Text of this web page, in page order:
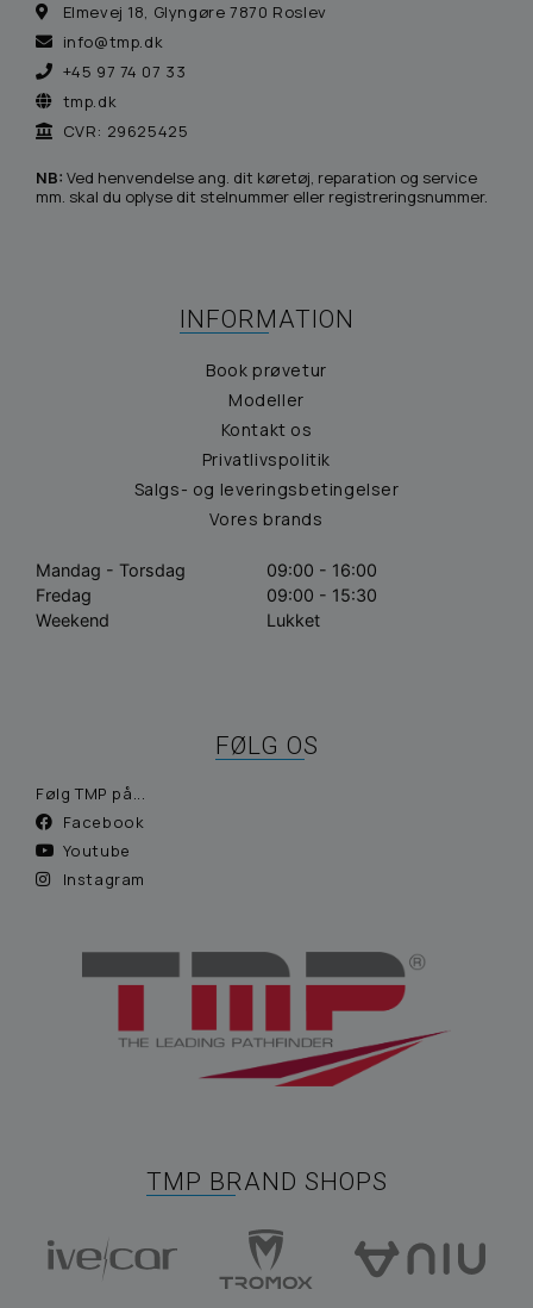
Elmevej 18, Glyngøre 7870 Roslev
info@tmp.dk
+45 97 74 07 33
tmp.dk
CVR: 29625425
NB: Ved henvendelse ang. dit køretøj, reparation og service
mm. skal du oplyse dit stelnummer eller registreringsnummer.
INFORMATION
Book prøvetur
Modeller
Kontakt os
Privatlivspolitik
Salgs- og leveringsbetingelser
Vores brands
Mandag - Torsdag
09:00 - 16:00
Fredag
09:00 - 15:30
Weekend
Lukket
FØLG OS
Følg TMP på...
Facebook
Youtube
Instagram
TMP BRAND SHOPS